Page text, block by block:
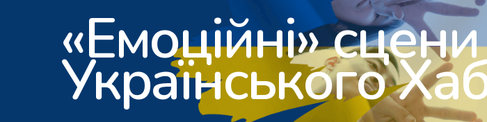
«Емоційні»
Українського